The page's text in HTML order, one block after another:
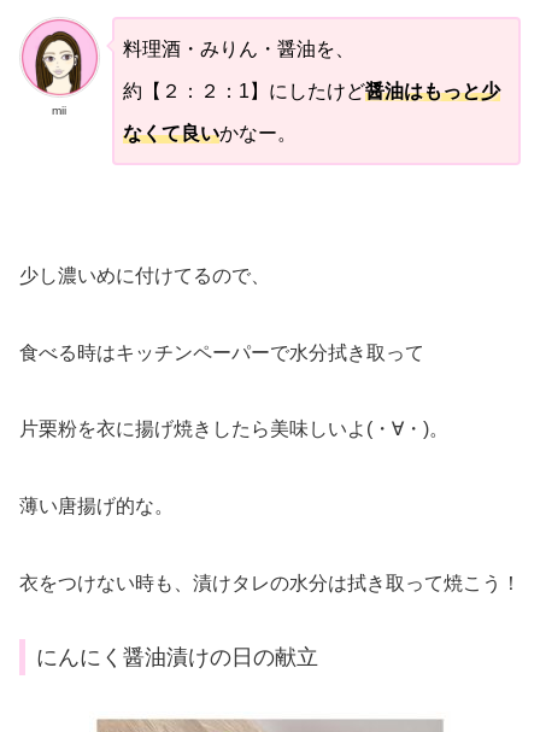
mii
料理酒・みりん・醤油を、
約【２：２：1】にしたけど醤油はもっと少
なくて良いかなー。
少し濃いめに付けてるので、
食べる時はキッチンペーパーで水分拭き取って
片栗粉を衣に揚げ焼きしたら美味しいよ(・∀・)。
薄い唐揚げ的な。
衣をつけない時も、漬けタレの水分は拭き取って焼こう！
にんにく醤油漬けの日の献立